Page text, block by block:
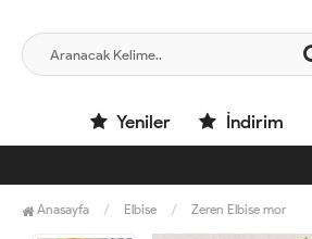
Yeniler İndirim
Anasayfa Elbise Zeren Elbise mor